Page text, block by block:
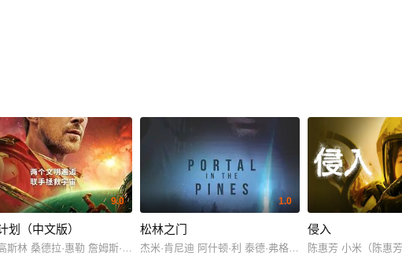
杰西卡·莫里斯 埃利奥特·伍兹 Felix Merback
9.0
划（中文版）
斯林 桑德拉·惠勒 詹姆斯·奥尔蒂斯 莱昂内尔·博伊斯 梁振邦 米拉娜·薇恩翠 普里亚·坎
1.0
松林之门
杰米·肯尼迪 阿什顿·利 泰德·弗格森
侵入
陈惠芳 小米（陈惠